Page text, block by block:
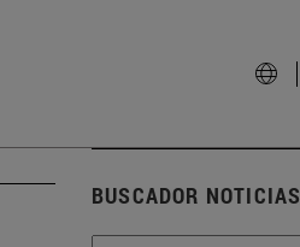
BUSCADOR NOTICIAS